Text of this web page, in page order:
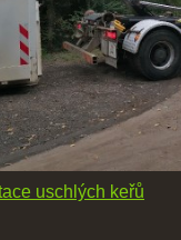
uschlých keřů